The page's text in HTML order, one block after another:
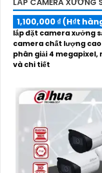
1,100,000 ₫ (H₫t
lắp đặt camera xưởng
camera chất lượng cao
phân giải 4 megapixel,
và chi tiết